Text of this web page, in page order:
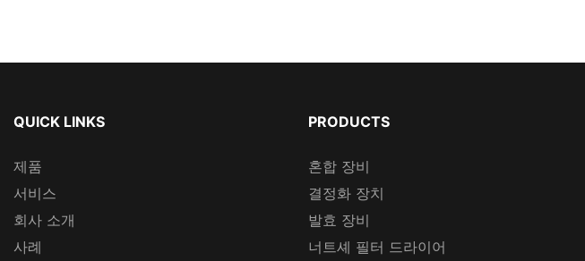
QUICK LINKS
제품
서비스
회사 소개
사례
PRODUCTS
혼합 장비
결정화 장치
발효 장비
너트셰 필터 드라이어